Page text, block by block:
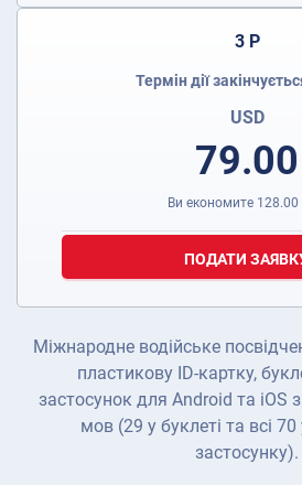
3 Р
Термін дії
USD
79.00
Ви економите 128.00
ПОДАТИ
Міжнародне водійське
пластикову ID-картку,
застосунок для Android та iOS
мов (29 у буклеті та всі
застосунку).